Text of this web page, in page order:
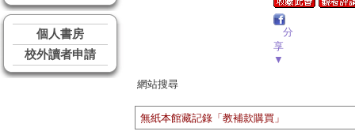
個人書房
校外讀者申請
分
享
▼
網站搜尋
無紙本館藏記錄「教補款購買」